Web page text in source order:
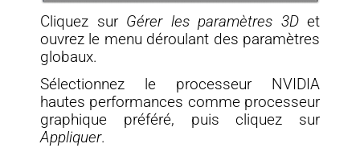
Cliquez sur Gérer les paramètres 3Det
ouvrez le menu déroulant des paramètres
globaux.
Sélectionnez le processeur NVIDIA
hautes performances comme processeur
graphique préféré, puis cliquez sur
Appliquer.